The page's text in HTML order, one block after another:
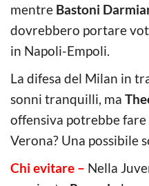
mentre Bastoni
dovrebbero portare
in Napoli-Empoli.
La difesa del Milan in
sonni tranquilli, ma
offensiva potrebbe fare
Verona? Una possibile
Chi evitare – Nella